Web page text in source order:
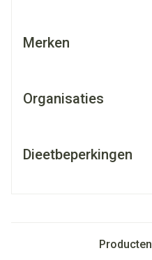
Merken
Organisaties
Dieetbeperkingen
Producten